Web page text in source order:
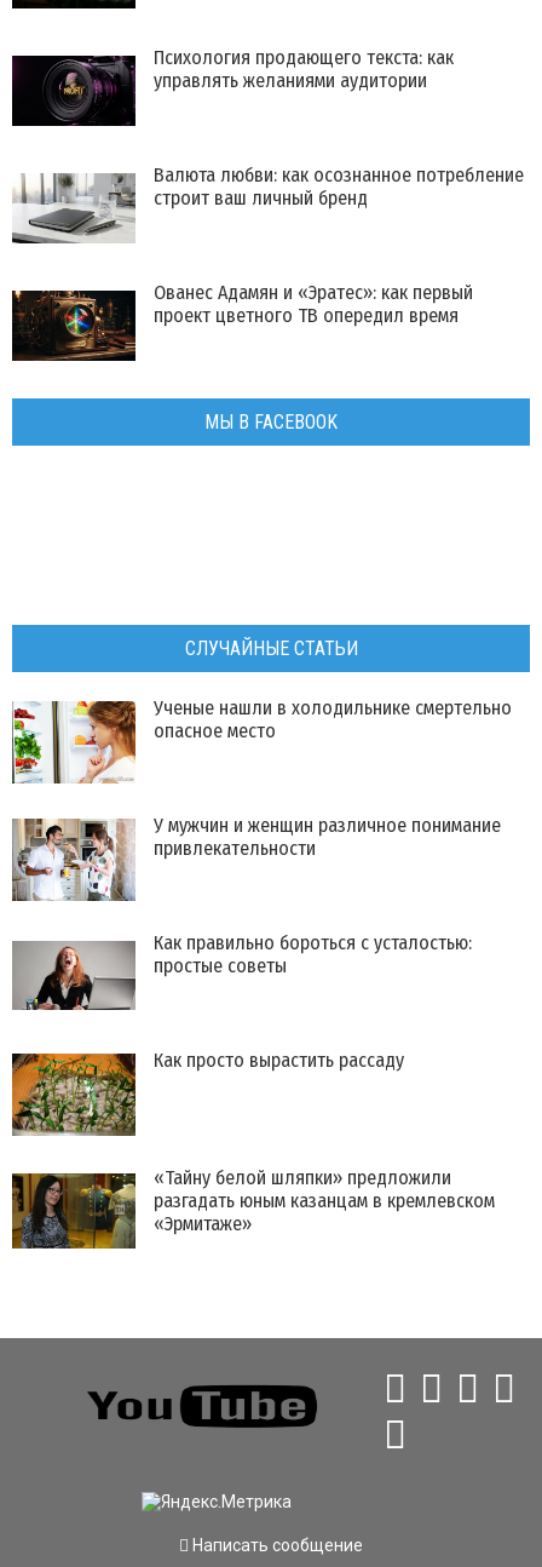
Психология продающего текста: как
управлять желаниями аудитории
Валюта любви: как осознанное потребление
строит ваш личный бренд
Ованес Адамян и «Эратес»: как первый
проект цветного ТВ опередил время
МЫ В FACEBOOK
СЛУЧАЙНЫЕ СТАТЬИ
Ученые нашли в холодильнике смертельно
опасное место
​У мужчин и женщин различное понимание
привлекательности
Как правильно бороться с усталостью:
простые советы
Как просто вырастить рассаду
«Тайну белой шляпки» предложили
разгадать юным казанцам в кремлевском
«Эрмитаже»
Написать сообщение